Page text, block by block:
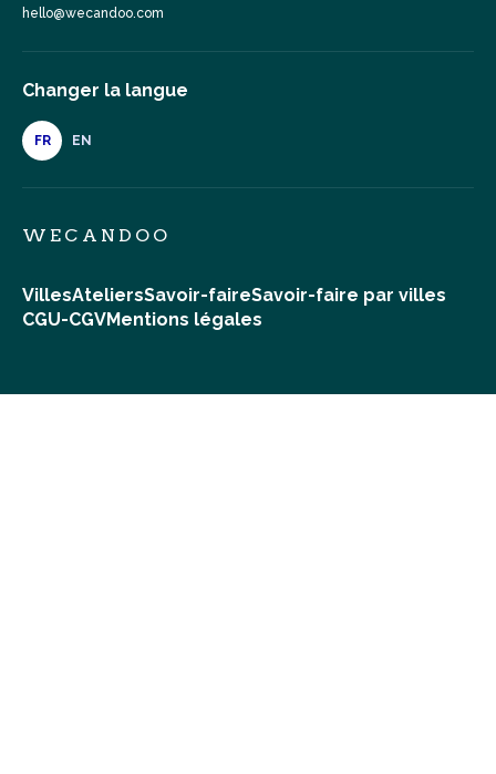
hello@wecandoo.com
Changer la langue
FR EN
WECANDOO
VillesAteliersSavoir-faireSavoir-faire par villes
CGU-CGVMentions légales